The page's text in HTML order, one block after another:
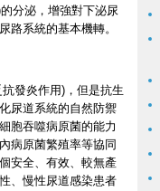
分泌，增強對下泌尿
路系統的基本機轉。
發炎作用)，但是抗生
尿道系統的自然防禦
胞吞噬病原菌的能力
病原菌繁殖率等協同
安全、有效、較無產
、慢性尿道感染患者